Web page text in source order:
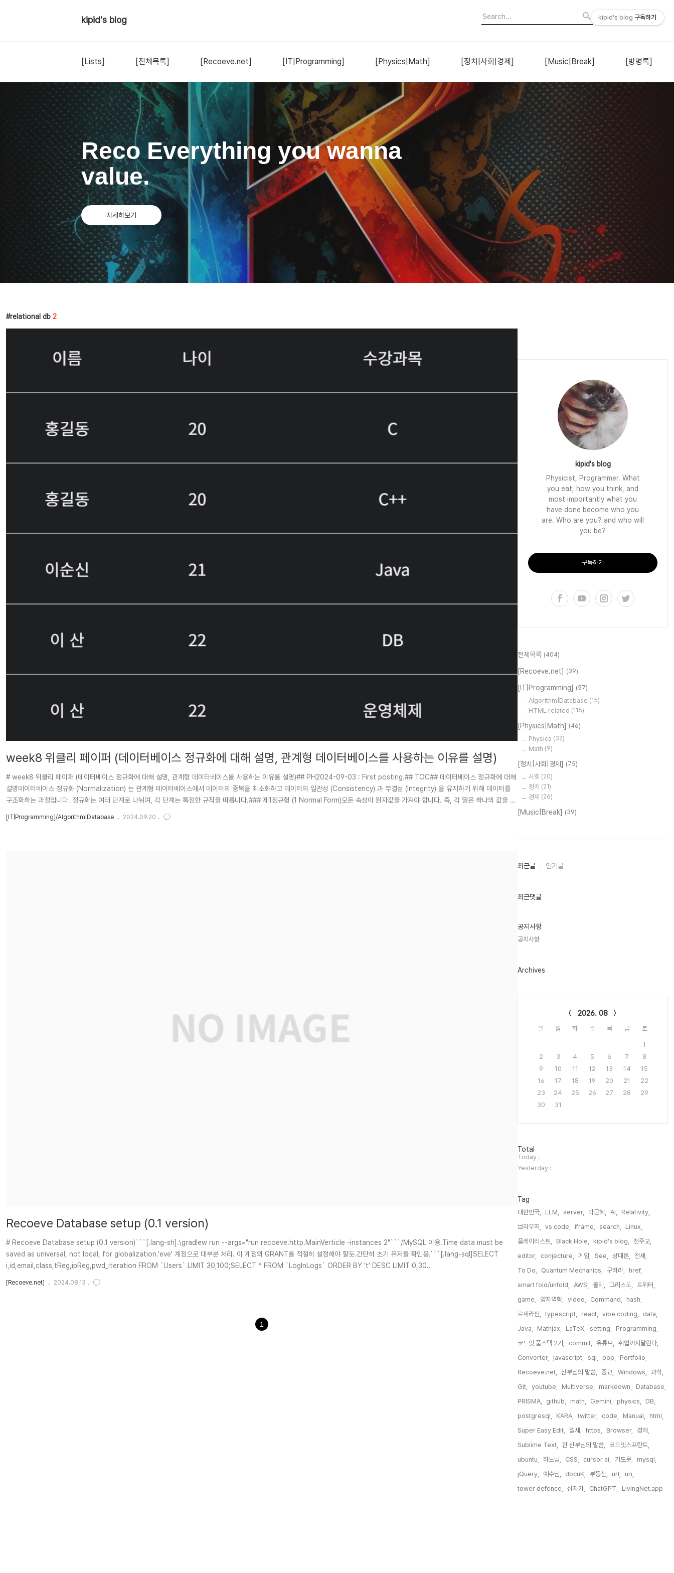
kipid's blog
[Lists] [전체목록] [Recoeve.net] [IT|Programming] [Physics|Math] [정치|사회|경제] [Music|Break] [방명록]
Reco Everything you wanna
value.
자세히보기
relational db 2
week8 위클리 페이퍼 (데이터베이스 정규화에 대해 설명, 관계형 데이터베이스를 사용하는 이유를 설명)
# week8 위클리 페이퍼 (데이터베이스 정규화에 대해 설명, 관계형 데이터베이스를 사용하는 이유를 설명)## PH2024-09-03 : First posting.## TOC## 데이터베이스 정규화에 대해
설명데이터베이스 정규화 (Normalization) 는 관계형 데이터베이스에서 데이터의 중복을 최소화하고 데이터의 일관성 (Consistency) 과 무결성 (Integrity) 을 유지하기 위해 데이터를
구조화하는 과정입니다. 정규화는 여러 단계로 나뉘며, 각 단계는 특정한 규칙을 따릅니다.### 제1정규형 (1 Normal Form)모든 속성이 원자값을 가져야 합니다. 즉, 각 열은 하나의 값을 가
[IT|Programming]/Algorithm|Database 2024.09.20
Recoeve Database setup (0.1 version)
# Recoeve Database setup (0.1 version)```[.lang-sh].\gradlew run --args="run recoeve.http.MainVerticle -instances 2"```/MySQL 이용.Time data must be
saved as universal, not local, for globalization.'eve' 계정으로 대부분 처리. 이 계정의 GRANT를 적절히 설정해야 할듯.간단히 초기 유저들 확인용.```[.lang-sql]SELECT
i,id,email,class,tReg,ipReg,pwd_iteration FROM `Users` LIMIT 30,100;SELECT * FROM `LogInLogs` ORDER BY 't' DESC LIMIT 0,30..
[Recoeve.net] 2024.08.13
1
kipid's blog
Physicist, Programmer. What
you eat, how you think, and
most importantly what you
have done become who you
are. Who are you? and who will
you be?
구독하기
전체목록 (404)
[Recoeve.net] (39)
[IT|Programming] (57)
Algorithm|Database (15)
HTML related (115)
[Physics|Math] (46)
Physics (32)
Math (9)
[정치|사회|경제] (75)
사회 (20)
정치 (21)
경제 (26)
[Music|Break] (39)
최
인
최근글 인기글
최근댓글
공지사항
공지사항
Archives
2026. 08
일 월 화 수 목 금 토
1
2
3 4 5 6 7
8
9
10 11 12 13 14
15
16
17 18 19 20 21
22
23
24 25 26 27 28
29
30
31
방
문
자
수
Total
Today :
Yesterday :
Tag
대한민국, LLM, server, 박근혜, AI,
Relativity,
브라우저,
vs code, iframe, search,
Linux,
플레이리스트,
Black Hole, kipid's blog,
천주교,
editor,
conjecture, 게임, See, 상대론,
전세,
To Do,
Quantum Mechanics, 구하라,
href,
smart fold/unfold,
AWS, 물리, 그리스도,
트위터,
game,
양자역학, video, Command,
hash,
르세라핌,
typescript, react, vibe coding,
data,
Java,
Mathjax, LaTeX, setting,
Programming,
코드잇 풀스택 2기,
commit, 유튜브,
취업까지달린다,
Converter,
javascript, sql, pop,
Portfolio,
Recoeve.net,
신부님의 말씀, 종교, Windows,
과학,
Git,
youtube, Multiverse, markdown,
Database,
PRISMA,
github, math, Gemini, physics,
DB,
postgresql,
KARA, twitter, code, Manual,
html,
Super Easy Edit,
월세, https, Browser,
경제,
Sublime Text,
한 신부님의 말씀,
코드잇스프린트,
ubuntu,
하느님, CSS, cursor ai, 기도문,
mysql,
jQuery,
예수님, docuK, 부동산, url,
uri,
tower defence,
십자가, ChatGPT, LivingNet.app,
kipid's blog 구독하기